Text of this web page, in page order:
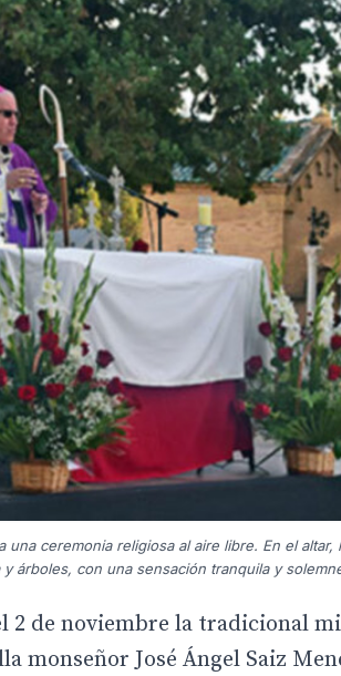
ceremonia religiosa al aire libre. En el
árboles, con una sensación tranquila y
2 de noviembre la tradicional
monseñor José Ángel Saiz